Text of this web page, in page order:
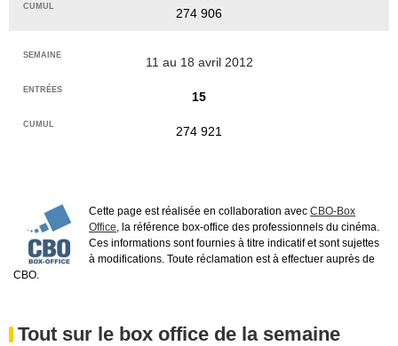
274 906
11 au 18 avril 2012
15
274 921
Cette page est réalisée en collaboration avec CBO-Box
Office, la référence box-office des professionnels du cinéma.
Ces informations sont fournies à titre indicatif et sont sujettes
à modifications. Toute réclamation est à effectuer auprès de
CBO.
Tout sur le box office de la semaine